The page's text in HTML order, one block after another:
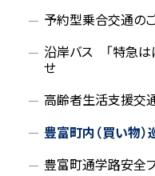
予約型乗合交通の
沿岸バス 「特急は
せ
高齢者生活支援交
豊富町内（買い物
豊富町通学路安全